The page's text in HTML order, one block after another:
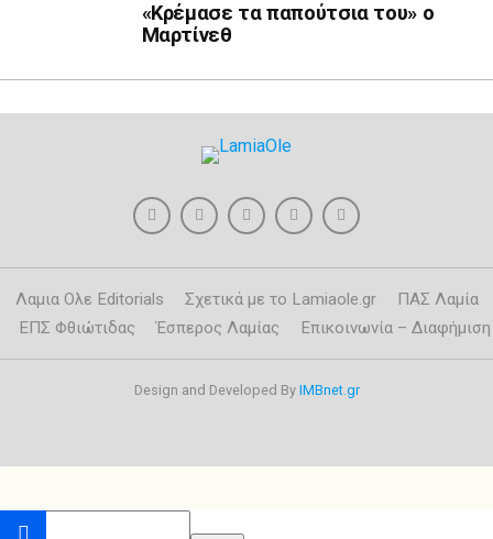
«Κρέμασε τα παπούτσια του» ο
Μαρτίνεθ
Λαμια Ολε Editorials Σχετικά με το Lamiaole.gr
ΠΑΣ Λαμία
ΕΠΣ Φθιώτιδας
Έσπερος Λαμίας Επικοινωνία – Διαφήμιση
Design and Developed By IMBnet.gr